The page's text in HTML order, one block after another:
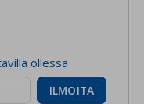
ollessa
ILMOITA